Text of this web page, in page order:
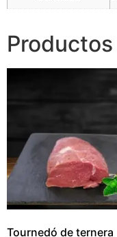
Tournedó de ternera